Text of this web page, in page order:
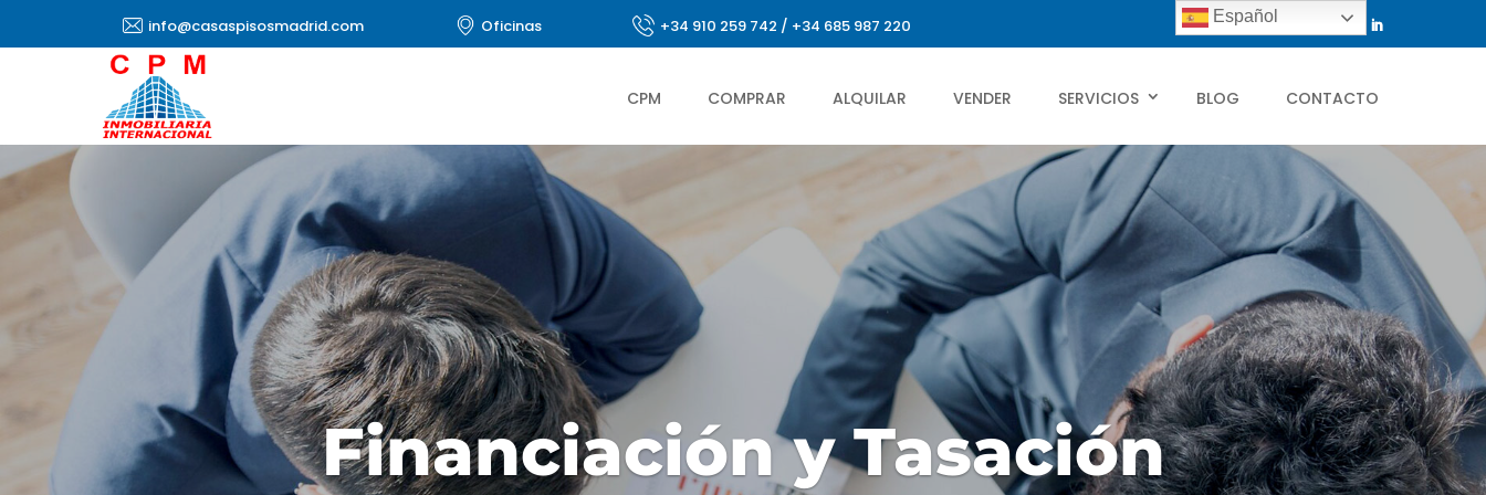
info@casaspisosmadrid.com Oficinas +34 910 259 742 / +34 685 987 220
CPM COMPRAR ALQUILAR VENDER SERVICIOS BLOG CONTACTO
Financiación y Tasación
Español